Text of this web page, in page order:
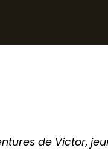
de Victor,